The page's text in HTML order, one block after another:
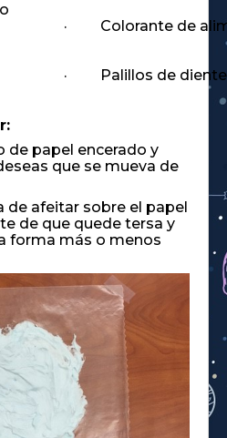
· Colorante de
· Palillos de
de papel encerado y
que se mueva de
de afeitar sobre el papel
de que quede tersa y
forma más o menos